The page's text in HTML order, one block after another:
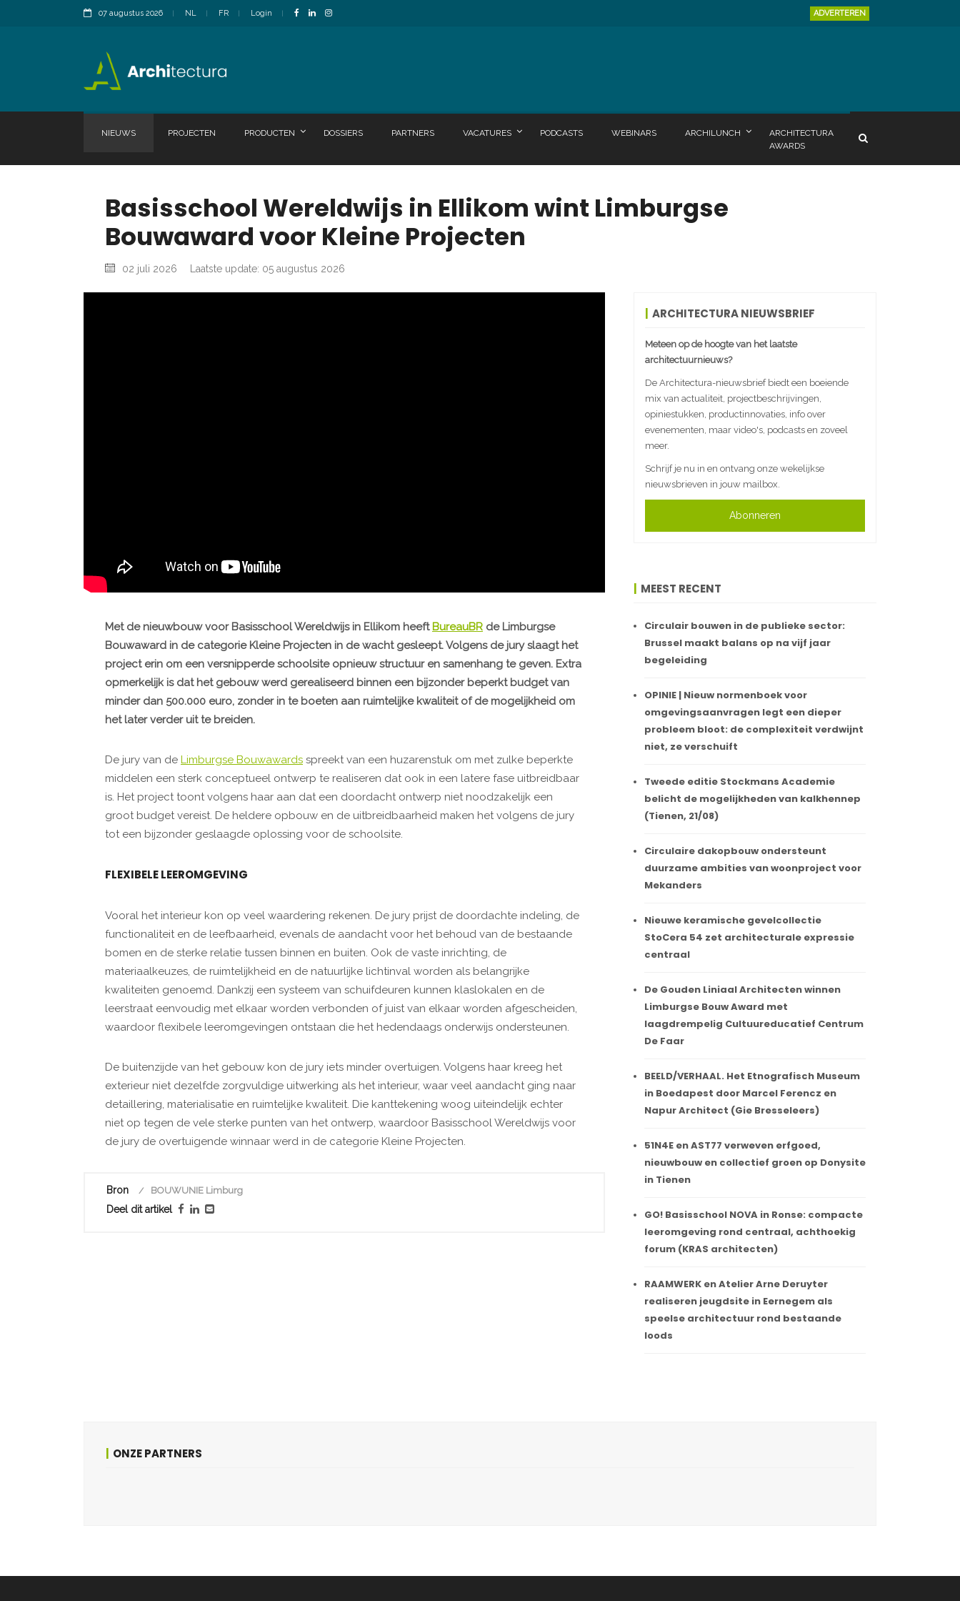
07 augustus 2026 NL FR Login ADVERTEREN
NIEUWS PROJECTEN PRODUCTEN DOSSIERS PARTNERS VACATURES PODCASTS WEBINARS ARCHILUNCH
ARCHITECTURA
AWARDS
Basisschool Wereldwijs in Ellikom wint Limburgse
Bouwaward voor Kleine Projecten
02 juli 2026 Laatste update: 05 augustus 2026
Met de nieuwbouw voor Basisschool Wereldwijs in Ellikom heeft BureauBR de Limburgse
Bouwaward in de categorie Kleine Projecten in de wacht gesleept. Volgens de jury slaagt het
project erin om een versnipperde schoolsite opnieuw structuur en samenhang te geven. Extra
opmerkelijk is dat het gebouw werd gerealiseerd binnen een bijzonder beperkt budget van
minder dan 500.000 euro, zonder in te boeten aan ruimtelijke kwaliteit of de mogelijkheid om
het later verder uit te breiden.
De jury van de Limburgse Bouwawards spreekt van een huzarenstuk om met zulke beperkte
middelen een sterk conceptueel ontwerp te realiseren dat ook in een latere fase uitbreidbaar
is. Het project toont volgens haar aan dat een doordacht ontwerp niet noodzakelijk een
groot budget vereist. De heldere opbouw en de uitbreidbaarheid maken het volgens de jury
tot een bijzonder geslaagde oplossing voor de schoolsite.
FLEXIBELE LEEROMGEVING
Vooral het interieur kon op veel waardering rekenen. De jury prijst de doordachte indeling, de
functionaliteit en de leefbaarheid, evenals de aandacht voor het behoud van de bestaande
bomen en de sterke relatie tussen binnen en buiten. Ook de vaste inrichting, de
materiaalkeuzes, de ruimtelijkheid en de natuurlijke lichtinval worden als belangrijke
kwaliteiten genoemd. Dankzij een systeem van schuifdeuren kunnen klaslokalen en de
leerstraat eenvoudig met elkaar worden verbonden of juist van elkaar worden afgescheiden,
waardoor flexibele leeromgevingen ontstaan die het hedendaags onderwijs ondersteunen.
De buitenzijde van het gebouw kon de jury iets minder overtuigen. Volgens haar kreeg het
exterieur niet dezelfde zorgvuldige uitwerking als het interieur, waar veel aandacht ging naar
detaillering, materialisatie en ruimtelijke kwaliteit. Die kanttekening woog uiteindelijk echter
niet op tegen de vele sterke punten van het ontwerp, waardoor Basisschool Wereldwijs voor
de jury de overtuigende winnaar werd in de categorie Kleine Projecten.
Bron BOUWUNIE Limburg
Deel dit artikel
ARCHITECTURA NIEUWSBRIEF
Meteen op de hoogte van het laatste
architectuurnieuws?
De Architectura-nieuwsbrief biedt een boeiende
mix van actualiteit, projectbeschrijvingen,
opiniestukken, productinnovaties, info over
evenementen, maar video's, podcasts en zoveel
meer.
Schrijf je nu in en ontvang onze wekelijkse
nieuwsbrieven in jouw mailbox.
Abonneren
MEEST RECENT
Circulair bouwen in de publieke sector:
Brussel maakt balans op na vijf jaar
begeleiding
OPINIE | Nieuw normenboek voor
omgevingsaanvragen legt een dieper
probleem bloot: de complexiteit verdwijnt
niet, ze verschuift
Tweede editie Stockmans Academie
belicht de mogelijkheden van kalkhennep
(Tienen, 21/08)
Circulaire dakopbouw ondersteunt
duurzame ambities van woonproject voor
Mekanders
Nieuwe keramische gevelcollectie
StoCera 54 zet architecturale expressie
centraal
De Gouden Liniaal Architecten winnen
Limburgse Bouw Award met
laagdrempelig Cultuureducatief Centrum
De Faar
BEELD/VERHAAL. Het Etnografisch Museum
in Boedapest door Marcel Ferencz en
Napur Architect (Gie Bresseleers)
51N4E en AST77 verweven erfgoed,
nieuwbouw en collectief groen op Donysite
in Tienen
GO! Basisschool NOVA in Ronse: compacte
leeromgeving rond centraal, achthoekig
forum (KRAS architecten)
RAAMWERK en Atelier Arne Deruyter
realiseren jeugdsite in Eernegem als
speelse architectuur rond bestaande
loods
ONZE PARTNERS